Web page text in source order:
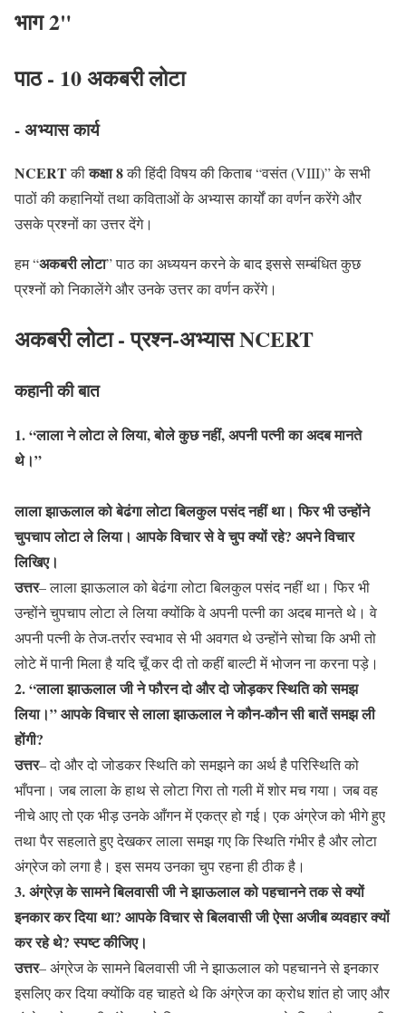
भाग 2"
पाठ - 10 अकबरी लोटा
- अभ्यास कार्य
NCERTकीकक्षा 8की हिंदी विषय की किताब “वसंत (VIII)” के सभी
पाठों की कहानियों तथा कविताओं के अभ्यास कार्यों का वर्णन करेंगे और
उसके प्रश्नों का उत्तर देंगे।
हम “अकबरी लोटा” पाठ का अध्ययन करने के बाद इससे सम्बंधित कुछ
प्रश्नों को निकालेंगे और उनके उत्तर का वर्णन करेंगे।
अकबरी लोटा - प्रश्न-अभ्यास NCERT
कहानी की बात
1. “लाला ने लोटा ले लिया, बोले कुछ नहीं, अपनी पत्नी का अदब मानते
थे।”
लाला झाऊलाल को बेढंगा लोटा बिलकुल पसंद नहीं था। फिर भी उन्होंने
चुपचाप लोटा ले लिया। आपके विचार से वे चुप क्यों रहे? अपने विचार
लिखिए।
उत्तर– लाला झाऊलाल को बेढंगा लोटा बिलकुल पसंद नहीं था। फिर भी
उन्होंने चुपचाप लोटा ले लिया क्योंकि वे अपनी पत्नी का अदब मानते थे। वे
अपनी पत्नी के तेज-तर्रार स्वभाव से भी अवगत थे उन्होंने सोचा कि अभी तो
लोटे में पानी मिला है यदि चूँ कर दी तो कहीं बाल्टी में भोजन ना करना पड़े।
2. “लाला झाऊलाल जी ने फौरन दो और दो जोड़कर स्थिति को समझ
लिया।” आपके विचार से लाला झाऊलाल ने कौन-कौन सी बातें समझ ली
होंगी?
उत्तर– दो और दो जोडकर स्थिति को समझने का अर्थ है परिस्थिति को
भाँपना। जब लाला के हाथ से लोटा गिरा तो गली में शोर मच गया। जब वह
नीचे आए तो एक भीड़ उनके आँगन में एकत्र हो गई। एक अंग्रेज को भीगे हुए
तथा पैर सहलाते हुए देखकर लाला समझ गए कि स्थिति गंभीर है और लोटा
अंग्रेज को लगा है। इस समय उनका चुप रहना ही ठीक है।
3. अंग्रेज़ के सामने बिलवासी जी ने झाऊलाल को पहचानने तक से क्यों
इनकार कर दिया था? आपके विचार से बिलवासी जी ऐसा अजीब व्यवहार क्यों
कर रहे थे? स्पष्ट कीजिए।
उत्तर– अंग्रेज के सामने बिलवासी जी ने झाऊलाल को पहचानने से इनकार
इसलिए कर दिया क्योंकि वह चाहते थे कि अंग्रेज का क्रोध शांत हो जाए और